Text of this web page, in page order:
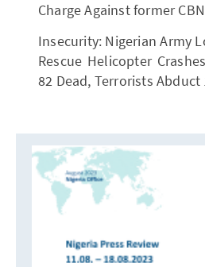
Charge Against former
Insecurity: Nigerian Army
Rescue Helicopter
82 Dead, Terrorists